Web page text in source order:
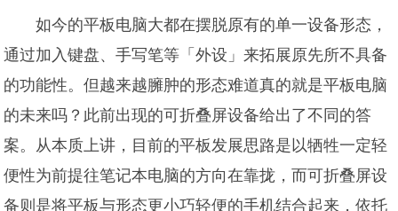
如今的平板电脑大都在摆脱原有的单一设备形态，
通过加入键盘、手写笔等「外设」来拓展原先所不具备
的功能性。但越来越臃肿的形态难道真的就是平板电脑
的未来吗？此前出现的可折叠屏设备给出了不同的答
案。从本质上讲，目前的平板发展思路是以牺牲一定轻
便性为前提往笔记本电脑的方向在靠拢，而可折叠屏设
备则是将平板与形态更小巧轻便的手机结合起来，依托